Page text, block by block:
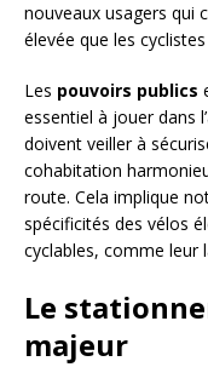
nouveaux usagers qui
élevée que les
Les pouvoirs publics
essentiel à jouer dans
doivent veiller à
cohabitation
route. Cela implique
spécificités des vélos
cyclables, comme leur
Le
majeur